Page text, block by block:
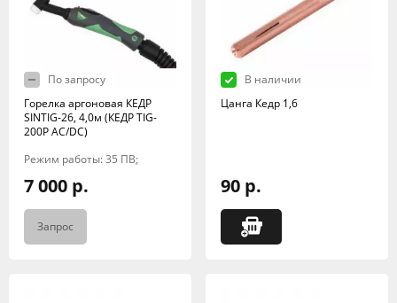
По запросу
Горелка аргоновая КЕДР
SINTIG-26, 4,0м (КЕДР TIG-
200P AC/DC)
Режим работы: 35 ПВ;
7 000 р.
Запрос
В наличии
Цанга Кедр 1,6
90 р.